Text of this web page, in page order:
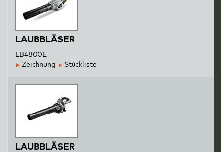
LAUBBLÄSER
LB4800E
Zeichnung
Stückliste
LAUBBLÄSER